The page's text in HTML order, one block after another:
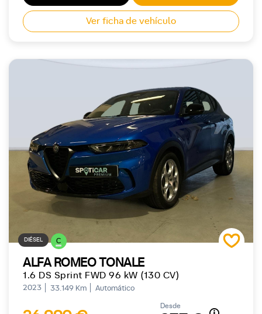
Ver ficha de vehículo
DIÉSEL C
ALFA ROMEO TONALE
1.6 DS Sprint FWD 96 kW (130 CV)
2023 33.149 Km Automático
Desde